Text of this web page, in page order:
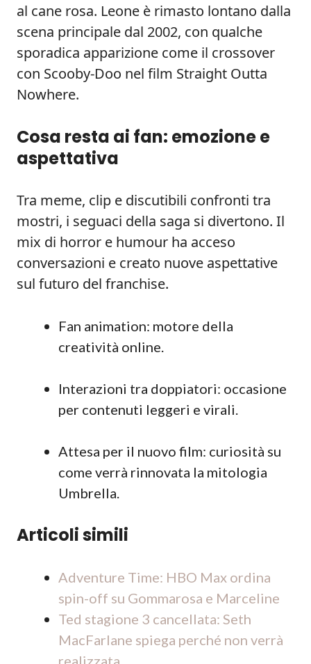
al cane rosa. Leone è rimasto lontano dalla
scena principale dal 2002, con qualche
sporadica apparizione come il crossover
con Scooby-Doo nel film Straight Outta
Nowhere.
Cosa resta ai fan: emozione e
aspettativa
Tra meme, clip e discutibili confronti tra
mostri, i seguaci della saga si divertono. Il
mix di horror e humour ha acceso
conversazioni e creato nuove aspettative
sul futuro del franchise.
Fan animation: motore della
creatività online.
Interazioni tra doppiatori: occasione
per contenuti leggeri e virali.
Attesa per il nuovo film: curiosità su
come verrà rinnovata la mitologia
Umbrella.
Articoli simili
Adventure Time: HBO Max ordina
spin-off su Gommarosa e Marceline
Ted stagione 3 cancellata: Seth
MacFarlane spiega perché non verrà
realizzata